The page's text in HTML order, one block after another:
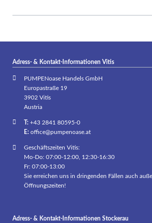
Adress- & Kontakt-Informationen Vitis
PUMPENoase Handels GmbH
Europastraße 19
3902 Vitis
Austria
T:+43 2841 80595-0
E: office@pumpenoase.at
Geschäftszeiten Vitis:
Mo-Do: 07:00-12:00, 12:30-16:30
Fr: 07:00-13:00
Sie erreichen uns in dringenden Fällen auch
Öffnungszeiten!
Adress- & Kontakt-Informationen Stockerau